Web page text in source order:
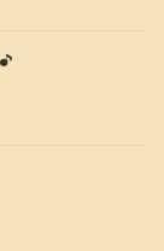
♪